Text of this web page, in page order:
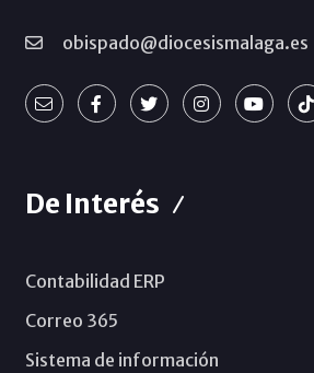
obispado@diocesismalaga.es
De Interés
Contabilidad ERP
Correo 365
Sistema de información